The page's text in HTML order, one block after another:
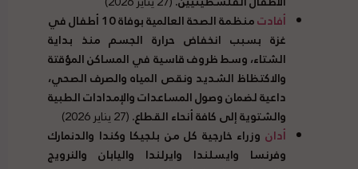
أفادت
منظمة الصحة العالمية بوفاة 10 أطفال في
غزة بسبب انخفاض حرارة الجسم منذ بداية
الشتاء، وسط ظروف قاسية في المساكن المؤقتة
والاكتظاظ الشديد ونقص المياه والصرف الصحي،
داعية لضمان وصول المساعدات والإمدادات الطبية
والشتوية إلى كافة أنحاء القطاع.(27 يناير 2026)
أدان وزراء خارجية كل من بلجيكا وكندا والدنمارك
وفرنسا وايسلندا وايرلندا واليابان والنرويج